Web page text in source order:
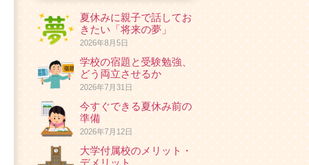
夏休みに親子で話してお
きたい「将来の夢」
2026年8月5日
学校の宿題と受験勉強、
どう両立させるか
2026年7月31日
今すぐできる夏休み前の
準備
2026年7月12日
大学付属校のメリット・